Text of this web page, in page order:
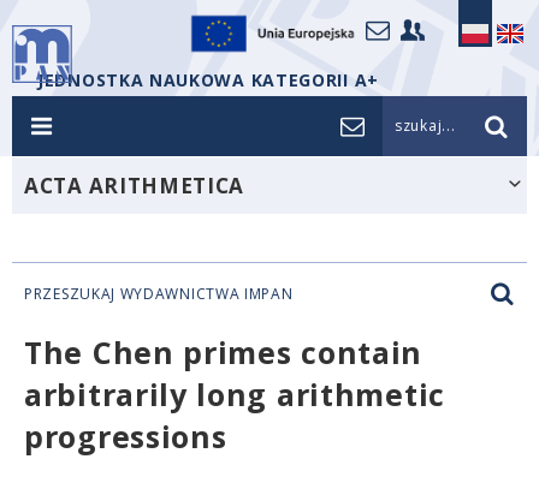
JEDNOSTKA NAUKOWA KATEGORII A+
szukaj...
ACTA ARITHMETICA
PRZESZUKAJ WYDAWNICTWA IMPAN
The Chen primes contain
arbitrarily long arithmetic
progressions